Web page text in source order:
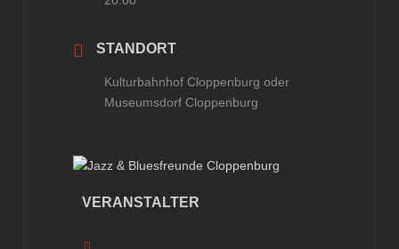
STANDORT
Kulturbahnhof Cloppenburg oder
Museumsdorf Cloppenburg
VERANSTALTER